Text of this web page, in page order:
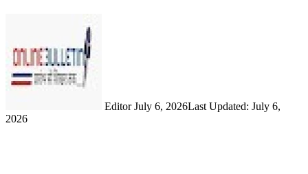
Editor July 6, 2026Last Updated: July 6,
2026